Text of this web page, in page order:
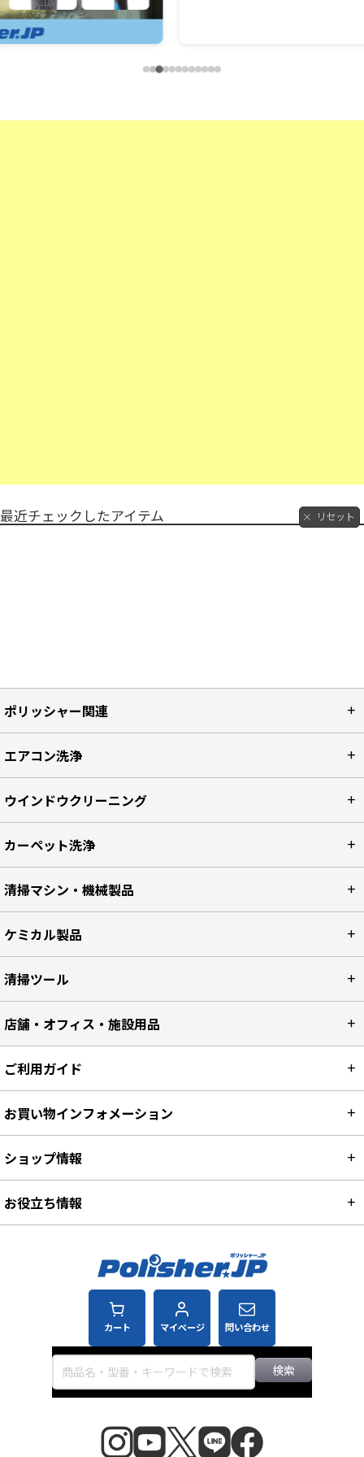
最近チェックしたアイテム リセット
ポリッシャー関連
エアコン洗浄
ウインドウクリーニング
カーペット洗浄
清掃マシン・機械製品
ケミカル製品
清掃ツール
店舗・オフィス・施設用品
カート マイページ 問い合わせ
検索
ご利用ガイド
お買い物インフォメーション
ショップ情報
お役立ち情報